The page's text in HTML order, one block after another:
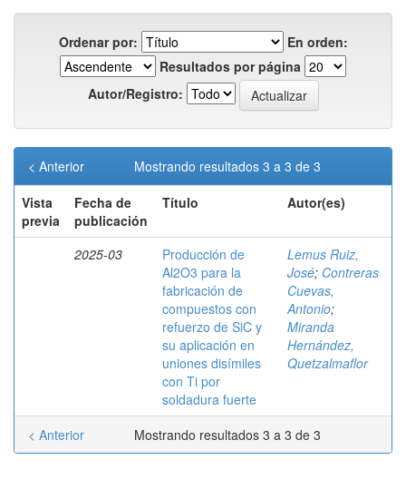
Ordenar por:
En orden:
Resultados por página
Autor/Registro:
Mostrando resultados 3 a 3 de 3
< Anterior
Vista
previa
Fecha de
publicación
Título Autor(es)
2025-03
Producción de
Al2O3 para la
fabricación de
compuestos con
refuerzo de SiC y
su aplicación en
uniones disímiles
con Ti por
soldadura fuerte
Lemus Ruiz,
José; Contreras
Cuevas,
Antonio;
Miranda
Hernández,
Quetzalmaflor
Mostrando resultados 3 a 3 de 3
< Anterior